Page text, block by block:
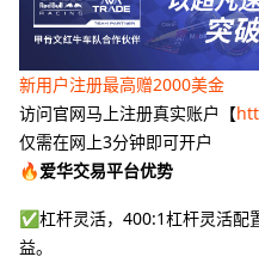
新用户注册最高赠2000美金
访问官网马上注册真实账户【
仅需在网上3分钟即可开户
🔥爱华交易平台优势
✅杠杆灵活，400:1杠杆灵活配
益。